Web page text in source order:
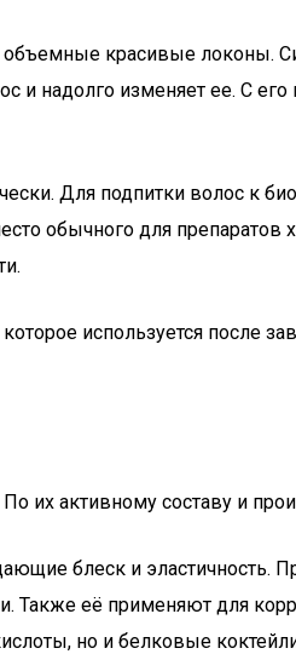
красивые локоны.
и надолго изменяет ее. С
Для подпитки волос к
обычного для препаратов
используется после
их активному составу и
блеск и эластичность.
её применяют для
но и белковые